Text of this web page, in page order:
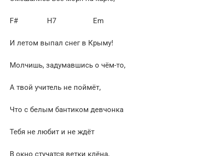
F# H7 Em
И летом выпал снег в Крыму!
Молчишь, задумавшись о чём-то,
А твой учитель не поймёт,
Что с белым бантиком девчонка
Тебя не любит и не ждёт
В окно стучатся ветки клёна,